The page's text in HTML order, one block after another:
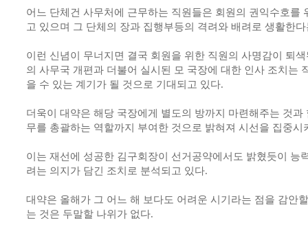
어느 단체건 사무처에 근무하는 직원들은 회원의 권익수호를
고 있으며 그 단체의 장과 집행부등의 격려와 배려로 생활한
이런 신념이 무너지면 결국 회원을 위한 직원의 사명감이 퇴
의 사무국 개편과 더불어 실시된 모 국장에 대한 인사 조치는
을 수 있는 계기가 될 것으로 기대되고 있다.
더욱이 대약은 해당 국장에게 별도의 방까지 마련해주는 것과
무를 총괄하는 역할까지 부여한 것으로 밝혀져 시선을 집중시
이는 재선에 성공한 김구회장이 선거공약에서도 밝혔듯이 능
려는 의지가 담긴 조치로 분석되고 있다.
대약은 올해가 그 어느 해 보다도 어려운 시기라는 점을 감안
는 것은 두말할 나위가 없다.